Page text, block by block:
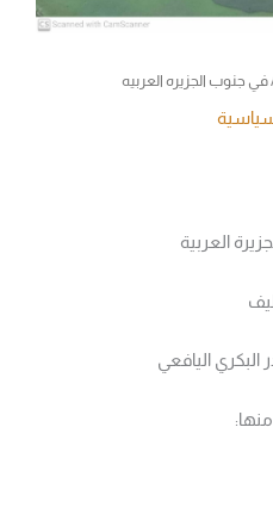
في جنوب الجزيره العربيه
العربية
البكري اليافعي